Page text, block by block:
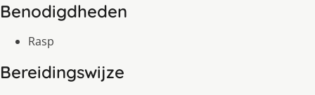
Benodigdheden
Rasp
Bereidingswijze